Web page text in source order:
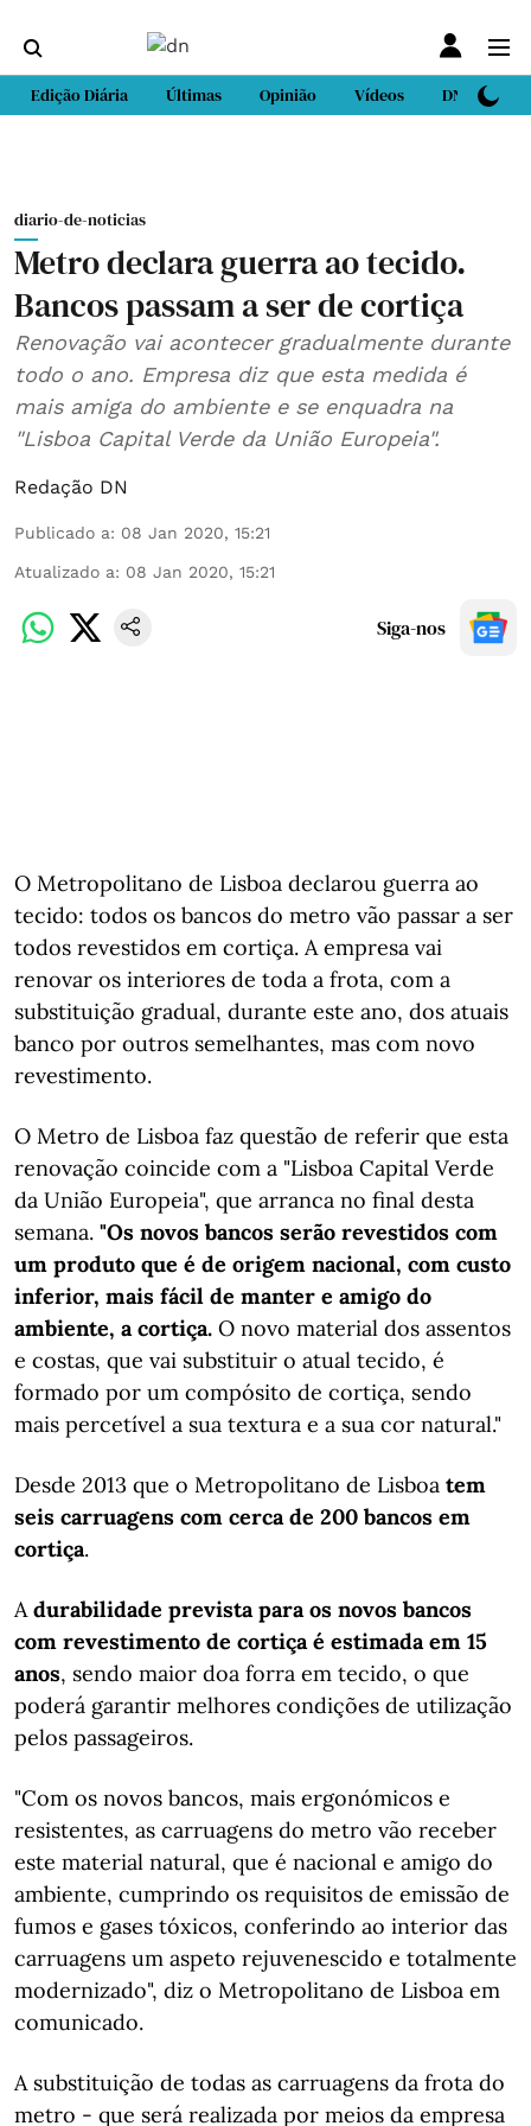
Edição Diária Últimas Opinião Vídeos DN Sport
diario-de-noticias
Metro declara guerra ao tecido.
Bancos passam a ser de cortiça
Renovação vai acontecer gradualmente durante
todo o ano. Empresa diz que esta medida é
mais amiga do ambiente e se enquadra na
"Lisboa Capital Verde da União Europeia".
Redação DN
Publicado a: 08 Jan 2020, 15:21
Atualizado a: 08 Jan 2020, 15:21
Siga-nos
O Metropolitano de Lisboa declarou guerra ao
tecido: todos os bancos do metro vão passar a ser
todos revestidos em cortiça. A empresa vai
renovar os interiores de toda a frota, com a
substituição gradual, durante este ano, dos atuais
banco por outros semelhantes, mas com novo
revestimento.
O Metro de Lisboa faz questão de referir que esta
renovação coincide com a "Lisboa Capital Verde
da União Europeia", que arranca no final desta
semana. "Os novos bancos serão revestidos com
um produto que é de origem nacional, com custo
inferior, mais fácil de manter e amigo do
ambiente, a cortiça. O novo material dos assentos
e costas, que vai substituir o atual tecido, é
formado por um compósito de cortiça, sendo
mais percetível a sua textura e a sua cor natural."
Desde 2013 que o Metropolitano de Lisboa tem
seis carruagens com cerca de 200 bancos em
cortiça.
Adurabilidade prevista para os novos bancos
com revestimento de cortiça é estimada em 15
anos, sendo maior doa forra em tecido, o que
poderá garantir melhores condições de utilização
pelos passageiros.
"Com os novos bancos, mais ergonómicos e
resistentes, as carruagens do metro vão receber
este material natural, que é nacional e amigo do
ambiente, cumprindo os requisitos de emissão de
fumos e gases tóxicos, conferindo ao interior das
carruagens um aspeto rejuvenescido e totalmente
modernizado", diz o Metropolitano de Lisboa em
comunicado.
A substituição de todas as carruagens da frota do
metro - que será realizada por meios da empresa